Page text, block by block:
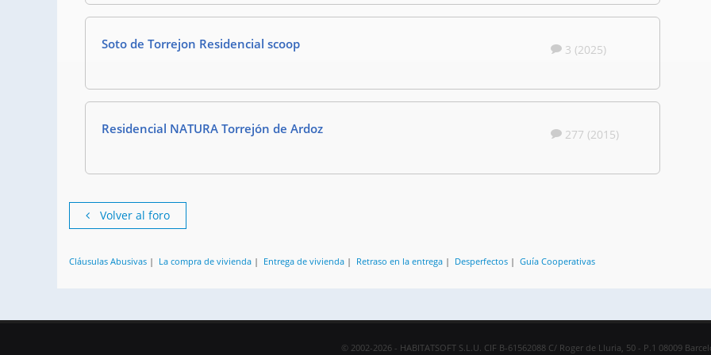
Soto de Torrejon Residencial scoop 3 (2025)
Residencial NATURA Torrejón de Ardoz 277 (2015)
Volver al foro
Cláusulas Abusivas | La compra de vivienda | Entrega de vivienda | Retraso en la entrega | Desperfectos | Guía Cooperativas
© 2002-2026 - HABITATSOFT S.L.U. CIF B-61562088 C/ Roger de Lluria, 50 - P.1 08009